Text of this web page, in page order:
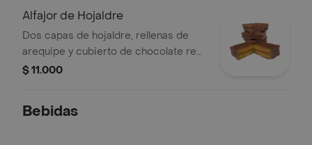
Alfajor de Hojaldre
Dos capas de hojaldre, rellenas de
arequipe y cubierto de chocolate real
semi-amargo.
$ 11.000
Bebidas